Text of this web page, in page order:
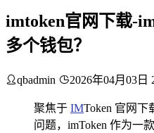
imtoken官网下载-
多个钱包？
qbadmin 2026年04月03日
聚焦于 IMToken 官网下
问题，imToken 作为一